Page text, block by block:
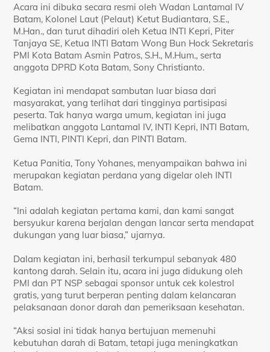
Acara ini dibuka secara resmi oleh Wadan Lantamal IV
Batam, Kolonel Laut (Pelaut) Ketut Budiantara, S.E.,
M.Han., dan turut dihadiri oleh Ketua INTI Kepri, Piter
Tanjaya SE, Ketua INTI Batam Wong Bun Hock Sekretaris
PMI Kota Batam Asmin Patros, S.H., M.Hum., serta
anggota DPRD Kota Batam, Sony Christianto.
Kegiatan ini mendapat sambutan luar biasa dari
masyarakat, yang terlihat dari tingginya partisipasi
peserta. Tak hanya warga umum, kegiatan ini juga
melibatkan anggota Lantamal IV, INTI Kepri, INTI Batam,
Gema INTI, PINTI Kepri, dan PINTI Batam.
Ketua Panitia, Tony Yohanes, menyampaikan bahwa ini
merupakan kegiatan perdana yang digelar oleh INTI
Batam.
“Ini adalah kegiatan pertama kami, dan kami sangat
bersyukur karena berjalan dengan lancar serta mendapat
dukungan yang luar biasa,” ujarnya.
Dalam kegiatan ini, berhasil terkumpul sebanyak 480
kantong darah. Selain itu, acara ini juga didukung oleh
PMI dan PT NSP sebagai sponsor untuk cek kolestrol
gratis, yang turut berperan penting dalam kelancaran
pelaksanaan donor darah dan pemeriksaan kesehatan.
“Aksi sosial ini tidak hanya bertujuan memenuhi
kebutuhan darah di Batam, tetapi juga meningkatkan